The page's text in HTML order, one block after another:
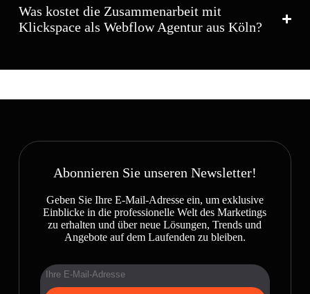
Was kostet die Zusammenarbeit mit
Klickspace als Webflow Agentur aus Köln?
Abonnieren Sie unseren Newsletter!
Geben Sie Ihre E-Mail-Adresse ein, um exklusive
Einblicke in die professionelle Welt des Marketings
zu erhalten und über neue Lösungen, Trends und
Angebote auf dem Laufenden zu bleiben.